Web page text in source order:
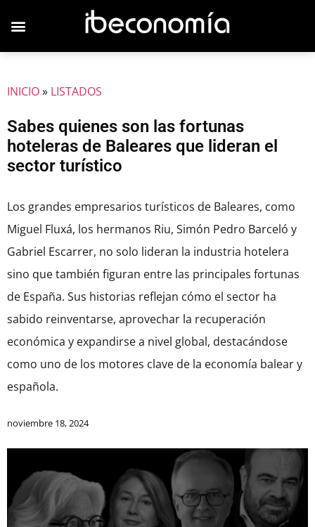
INICIO» LISTADOS
Sabes quienes son las fortunas
hoteleras de Baleares que lideran el
sector turístico
Los grandes empresarios turísticos de Baleares, como
Miguel Fluxá, los hermanos Riu, Simón Pedro Barceló y
Gabriel Escarrer, no solo lideran la industria hotelera
sino que también figuran entre las principales fortunas
de España. Sus historias reflejan cómo el sector ha
sabido reinventarse, aprovechar la recuperación
económica y expandirse a nivel global, destacándose
como uno de los motores clave de la economía balear y
española.
noviembre 18, 2024